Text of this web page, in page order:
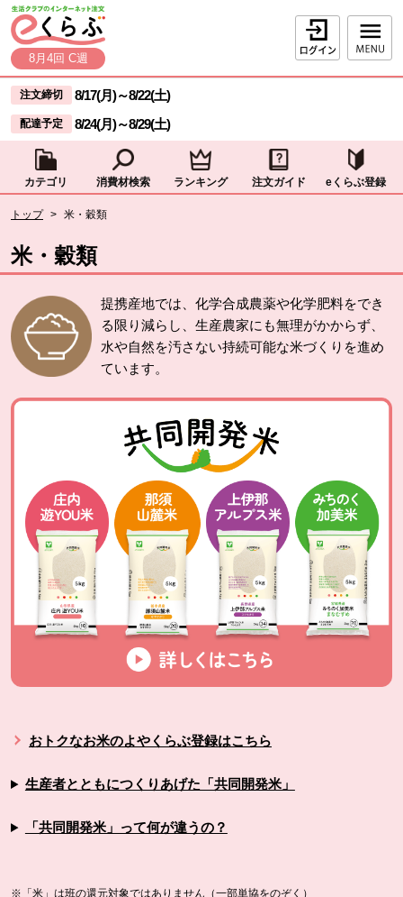
ページの先頭です。
本文へジャンプする。
8月4回 C週
ログイン
ここからサイト内共通メニューです。
サイト内共通メニューをスキップする
注文締切 8/17(月)～8/22(土)
配達予定 8/24(月)～8/29(土)
カテゴリ 消費材検索 ランキング 注文ガイド eくらぶ登録
トップ > 米・穀類
米・穀類
提携産地では、化学合成農薬や化学肥料をでき
る限り減らし、生産農家にも無理がかからず、
水や自然を汚さない持続可能な米づくりを進め
ています。
おトクなお米のよやくらぶ登録はこちら
生産者とともにつくりあげた「共同開発米」
「共同開発米」って何が違うの？
※「米」は班の還元対象ではありません（一部単協をのぞく）